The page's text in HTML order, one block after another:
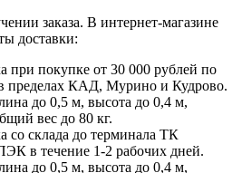
заказа. В интернет-магазине
доставки:
при покупке от 30 000 рублей по
пределах КАД, Мурино и Кудрово.
до 0,5 м, высота до 0,4 м,
вес до 80 кг.
со склада до терминала ТК
в течение 1-2 рабочих дней.
до 0,5 м, высота до 0,4 м,